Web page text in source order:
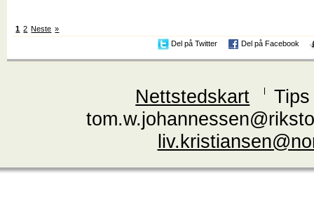
1 2 Neste »
Del på Twitter
Del på Facebook
Nettstedskart